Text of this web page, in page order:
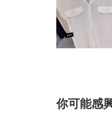
你可能感